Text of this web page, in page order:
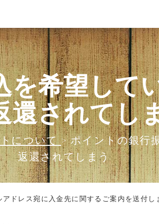
を希望して
還されてし
について > ポイントの銀行
返還されてしまう
ドレス宛に入金先に関するご案内を送付し